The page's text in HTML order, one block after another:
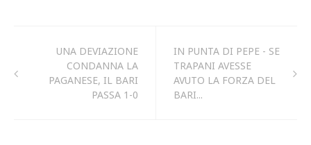
UNA DEVIAZIONE
CONDANNA LA
PAGANESE, IL BARI
PASSA 1-0
IN PUNTA DI PEPE - SE
TRAPANI AVESSE
AVUTO LA FORZA DEL
BARI...